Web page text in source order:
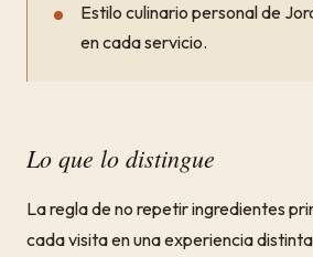
Estilo culinario personal de
en cada servicio.
Lo que lo distingue
La regla de no repetir ingredientes
cada visita en una experiencia